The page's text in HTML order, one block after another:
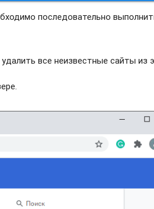
последовательно
все неизвестные сайты из